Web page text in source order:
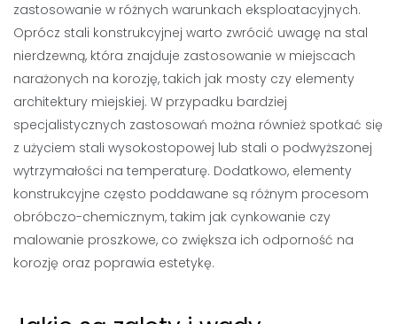
zastosowanie w różnych warunkach eksploatacyjnych.
Oprócz stali konstrukcyjnej warto zwrócić uwagę na stal
nierdzewną, która znajduje zastosowanie w miejscach
narażonych na korozję, takich jak mosty czy elementy
architektury miejskiej. W przypadku bardziej
specjalistycznych zastosowań można również spotkać się
z użyciem stali wysokostopowej lub stali o podwyższonej
wytrzymałości na temperaturę. Dodatkowo, elementy
konstrukcyjne często poddawane są różnym procesom
obróbczo-chemicznym, takim jak cynkowanie czy
malowanie proszkowe, co zwiększa ich odporność na
korozję oraz poprawia estetykę.